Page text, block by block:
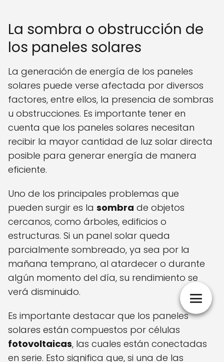
La sombra o obstrucción de
los paneles solares
La generación de energía de los paneles
solares puede verse afectada por diversos
factores, entre ellos, la presencia de sombras
u obstrucciones. Es importante tener en
cuenta que los paneles solares necesitan
recibir la mayor cantidad de luz solar directa
posible para generar energía de manera
eficiente.
Uno de los principales problemas que
pueden surgir es la sombra de objetos
cercanos, como árboles, edificios o
estructuras. Si un panel solar queda
parcialmente sombreado, ya sea por la
mañana temprano, al atardecer o durante
algún momento del día, su rendimiento se
verá disminuido.
Es importante destacar que los paneles
solares están compuestos por células
fotovoltaicas, las cuales están conectadas
en serie. Esto significa que, si una de las